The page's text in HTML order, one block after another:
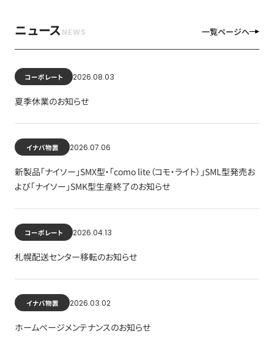
ニュース 一覧ページへ
コーポレート 2026.08.03
夏季休業のお知らせ
イナバ物置 2026.07.06
新製品「ナイソー」SMX型・「como lite（コモ・ライト）」SML型発売お
よび「ナイソー」SMK型生産終了のお知らせ
コーポレート 2026.04.13
札幌配送センター移転のお知らせ
イナバ物置 2026.03.02
ホームページメンテナンスのお知らせ